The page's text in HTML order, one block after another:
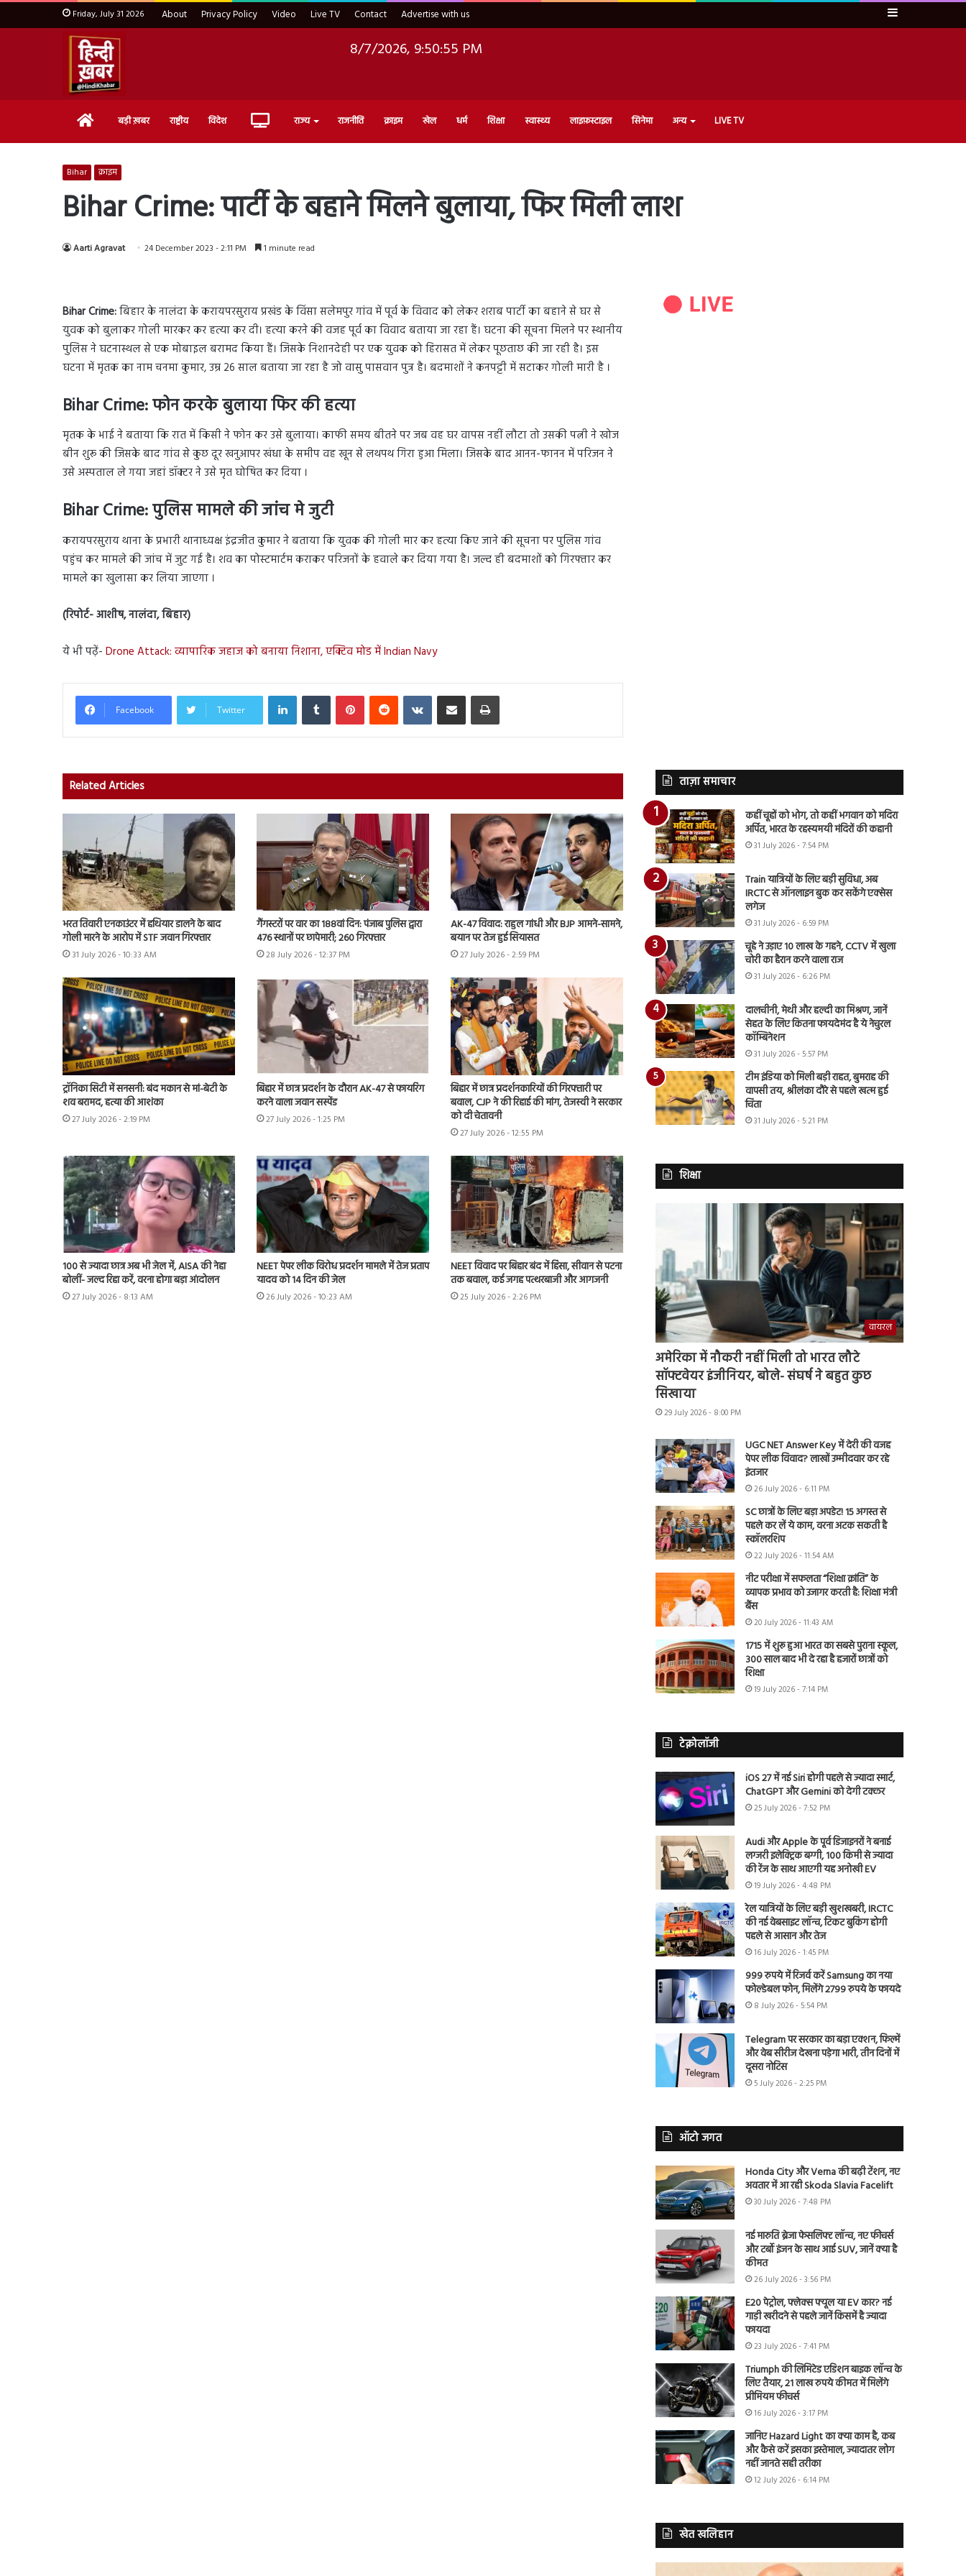
Friday, July 31 2026 About Privacy Policy Video Live TV Contact Advertise with us Sidebar
8/7/2026, 9:50:56 PM
Home बड़ी ख़बर राष्ट्रीय विदेश Live राज्य राजनीति क्राइम खेल धर्म शिक्षा स्वास्थ्य लाइफ़स्टाइल सिनेमा अन्य LIVE TV
Bihar क्राइम
Bihar Crime: पार्टी के बहाने मिलने बुलाया, फिर मिली लाश
Aarti Agravat 24 December 2023 - 2:11 PM 1 minute read
Bihar Crime:बिहार के नालंदा के करायपरसुराय प्रखंड के विंसा सलेमपुर गांव में पूर्व के विवाद को लेकर शराब पार्टी का बहाने से घर से
युवक को बुलाकर गोली मारकर कर हत्या कर दी। हत्या करने की वजह पूर्व का विवाद बताया जा रहा हैं। घटना की सूचना मिलने पर स्थानीय
पुलिस ने घटनास्थल से एक मोबाइल बरामद किया हैं। जिसके निशानदेही पर एक युवक को हिरासत में लेकर पूछताछ की जा रही है। इस
घटना में मृतक का नाम चनमा कुमार, उम्र 26 साल बताया जा रहा है जो वासु पासवान पुत्र है। बदमाशों ने कनपट्टी में सटाकर गोली मारी है ।
Bihar Crime:फोन करके बुलाया फिर की हत्या
मृतक के भाई ने बताया कि रात में किसी ने फोन कर उसे बुलाया। काफी समय बीतने पर जब वह घर वापस नहीं लौटा तो उसकी पत्नी ने खोज
बीन शुरू की जिसके बाद गांव से कुछ दूर खनुआपर खंधा के समीप वह खून से लथपथ गिरा हुआ मिला। जिसके बाद आनन-फानन में परिजन ने
उसे अस्पताल ले गया जहां डॉक्टर ने उसे मृत घोषित कर दिया ।
Bihar Crime:पुलिस मामले की जांच मे जुटी
करायपरसुराय थाना के प्रभारी थानाध्यक्ष इंद्रजीत कुमार ने बताया कि युवक की गोली मार कर हत्या किए जाने की सूचना पर पुलिस गांव
पहुंच कर मामले की जांच में जुट गई है। शव का पोस्टमार्टम कराकर परिजनों के हवाले कर दिया गया है। जल्द ही बदमाशों को गिरफ्तार कर
मामले का खुलासा कर लिया जाएगा ।
(रिपोर्ट- आशीष, नालंदा, बिहार)
ये भी पढ़ें- Drone Attack: व्यापारिक जहाज को बनाया निशाना, एक्टिव मोड में Indian Navy
Facebook Twitter
LinkedInTumblr PinterestReddit VKontakteShare via Email Print
Related Articles
भरत तिवारी एनकाउंटर में हथियार डालने के बाद
गोली मारने के आरोप में STF जवान गिरफ्तार
31 July 2026 - 10:33 AM
गैंगस्टरों पर वार का 188वां दिन: पंजाब पुलिस द्वारा
476 स्थानों पर छापेमारी; 260 गिरफ्तार
28 July 2026 - 12:37 PM
AK-47 विवाद: राहुल गांधी और BJP आमने-सामने,
बयान पर तेज हुई सियासत
27 July 2026 - 2:59 PM
ट्रॉनिका सिटी में सनसनी: बंद मकान से मां-बेटी के
शव बरामद, हत्या की आशंका
27 July 2026 - 2:19 PM
बिहार में छात्र प्रदर्शन के दौरान AK-47 से फायरिंग
करने वाला जवान सस्पेंड
27 July 2026 - 1:25 PM
बिहार में छात्र प्रदर्शनकारियों की गिरफ्तारी पर
बवाल, CJP ने की रिहाई की मांग, तेजस्वी ने सरकार
को दी चेतावनी
27 July 2026 - 12:55 PM
100 से ज्यादा छात्र अब भी जेल में, AISA की नेहा
बोलीं- जल्द रिहा करें, वरना होगा बड़ा आंदोलन
27 July 2026 - 8:13 AM
NEET पेपर लीक विरोध प्रदर्शन मामले में तेज प्रताप
यादव को 14 दिन की जेल
26 July 2026 - 10:23 AM
NEET विवाद पर बिहार बंद में हिंसा, सीवान से पटना
तक बवाल, कई जगह पत्थरबाजी और आगजनी
25 July 2026 - 2:26 PM
ताज़ा समाचार
कहीं चूहों को भोग, तो कहीं भगवान को मदिरा
अर्पित, भारत के रहस्यमयी मंदिरों की कहानी
31 July 2026 - 7:54 PM
Train यात्रियों के लिए बड़ी सुविधा, अब
IRCTC से ऑनलाइन बुक कर सकेंगे एक्सेस
लगेज
31 July 2026 - 6:59 PM
चूहे ने उड़ाए 10 लाख के गहने, CCTV में खुला
चोरी का हैरान करने वाला राज
31 July 2026 - 6:26 PM
दालचीनी, मेथी और हल्दी का मिश्रण, जानें
सेहत के लिए कितना फायदेमंद है ये नेचुरल
कॉम्बिनेशन
31 July 2026 - 5:57 PM
टीम इंडिया को मिली बड़ी राहत, बुमराह की
वापसी तय, श्रीलंका दौरे से पहले खत्म हुई
चिंता
31 July 2026 - 5:21 PM
शिक्षा
वायरल
अमेरिका में नौकरी नहीं मिली तो भारत लौटे
सॉफ्टवेयर इंजीनियर, बोले- संघर्ष ने बहुत कुछ
सिखाया
29 July 2026 - 8:00 PM
UGC NET Answer Key में देरी की वजह
पेपर लीक विवाद? लाखों उम्मीदवार कर रहे
इंतजार
26 July 2026 - 6:11 PM
SC छात्रों के लिए बड़ा अपडेट! 15 अगस्त से
पहले कर लें ये काम, वरना अटक सकती है
स्कॉलरशिप
22 July 2026 - 11:54 AM
नीट परीक्षा में सफलता “शिक्षा क्रांति” के
व्यापक प्रभाव को उजागर करती है: शिक्षा मंत्री
बैंस
20 July 2026 - 11:43 AM
1715 में शुरू हुआ भारत का सबसे पुराना स्कूल,
300 साल बाद भी दे रहा है हजारों छात्रों को
शिक्षा
19 July 2026 - 7:14 PM
टेक्नोलॉजी
iOS 27 में नई Siri होगी पहले से ज्यादा स्मार्ट,
ChatGPT और Gemini को देगी टक्कर
25 July 2026 - 7:52 PM
Audi और Apple के पूर्व डिजाइनरों ने बनाई
लग्जरी इलेक्ट्रिक बग्गी, 100 किमी से ज्यादा
की रेंज के साथ आएगी यह अनोखी EV
19 July 2026 - 4:48 PM
रेल यात्रियों के लिए बड़ी खुशखबरी, IRCTC
की नई वेबसाइट लॉन्च, टिकट बुकिंग होगी
पहले से आसान और तेज
16 July 2026 - 1:45 PM
999 रुपये में रिजर्व करें Samsung का नया
फोल्डेबल फोन, मिलेंगे 2799 रुपये के फायदे
8 July 2026 - 5:54 PM
Telegram पर सरकार का बड़ा एक्शन, फिल्में
और वेब सीरीज देखना पड़ेगा भारी, तीन दिनों में
दूसरा नोटिस
5 July 2026 - 2:25 PM
ऑटो जगत
Honda City और Verna की बढ़ी टेंशन, नए
अवतार में आ रही Skoda Slavia Facelift
30 July 2026 - 7:48 PM
नई मारुति ब्रेजा फेसलिफ्ट लॉन्च, नए फीचर्स
और टर्बो इंजन के साथ आई SUV, जानें क्या है
कीमत
26 July 2026 - 3:56 PM
E20 पेट्रोल, फ्लेक्स फ्यूल या EV कार? नई
गाड़ी खरीदने से पहले जानें किसमें है ज्यादा
फायदा
23 July 2026 - 7:41 PM
Triumph की लिमिटेड एडिशन बाइक लॉन्च के
लिए तैयार, 21 लाख रुपये कीमत में मिलेंगे
प्रीमियम फीचर्स
16 July 2026 - 3:17 PM
जानिए Hazard Light का क्या काम है, कब
और कैसे करें इसका इस्तेमाल, ज्यादातर लोग
नहीं जानते सही तरीका
12 July 2026 - 6:14 PM
खेत खलिहान